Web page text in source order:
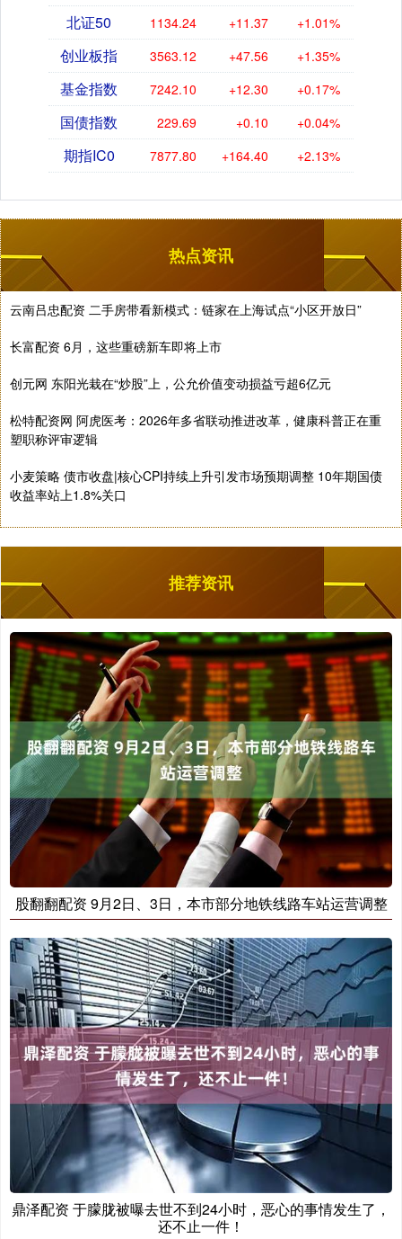
北证50 1134.24 +11.37 +1.01%
创业板指 3563.12 +47.56 +1.35%
基金指数 7242.10 +12.30 +0.17%
国债指数 229.69 +0.10 +0.04%
期指IC0 7877.80 +164.40 +2.13%
热点资讯
云南吕忠配资 二手房带看新模式：链家在上海试点“小区开放日”
长富配资 6月，这些重磅新车即将上市
创元网 东阳光栽在“炒股”上，公允价值变动损益亏超6亿元
松特配资网 阿虎医考：2026年多省联动推进改革，健康科普正在重
塑职称评审逻辑
小麦策略 债市收盘|核心CPI持续上升引发市场预期调整 10年期国债
收益率站上1.8%关口
推荐资讯
股翻翻配资 9月2日、3日，本市部分地铁线路车站运营调整
鼎泽配资 于朦胧被曝去世不到24小时，恶心的事情发生了，
还不止一件！